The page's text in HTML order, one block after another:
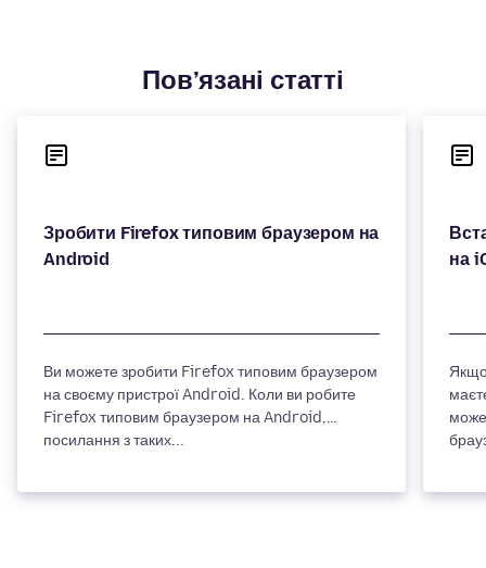
Пов’язані статті
Зробити Firefox типовим браузером на
Ви можете зробити Firefox типовим браузером
на своєму пристрої Android. Коли ви робите
Firefox типовим браузером на Android,
посилання з таких...
Якщо